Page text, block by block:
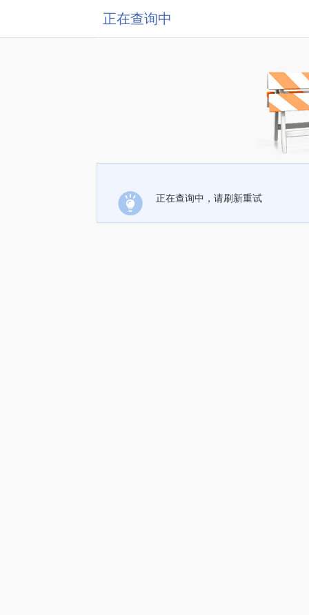
正在查询中
正在查询中，请刷新重试